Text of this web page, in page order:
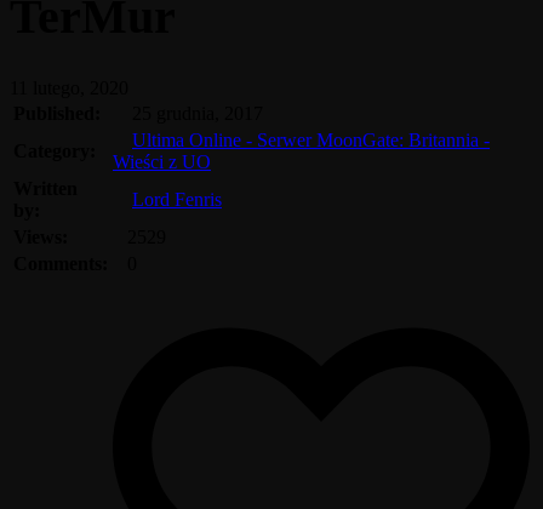
Ultima Online - Serwer MoonGate: Britannia -
Wieści z UO
Lord Fenris